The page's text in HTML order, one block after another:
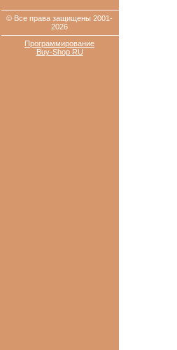
© Все права защищены 2001-
2026
Программирование
Buy-Shop.RU